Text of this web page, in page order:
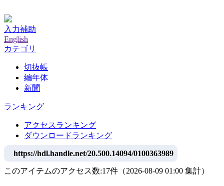
入力補助
English
カテゴリ
切抜帳
編年体
新聞
ランキング
アクセスランキング
ダウンロードランキング
https://hdl.handle.net/20.500.14094/0100363989
このアイテムのアクセス数:17件 （2026-08-09 01:00 集計）